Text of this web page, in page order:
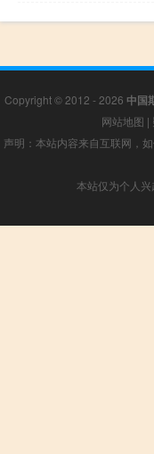
Copyright © 2012 - 2026 中国
网站地图 |
声明：本站内容来自互联网，
本站仅为个人